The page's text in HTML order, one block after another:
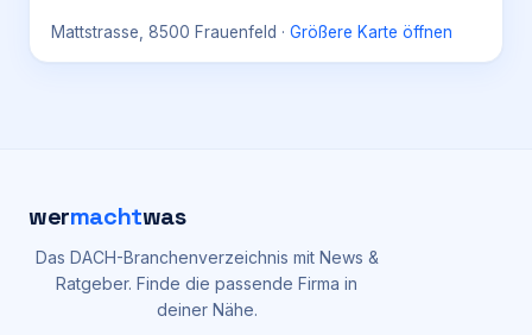
Mattstrasse, 8500 Frauenfeld · Größere Karte öffnen
wermachtwas
Das DACH-Branchenverzeichnis mit News &
Ratgeber. Finde die passende Firma in
deiner Nähe.